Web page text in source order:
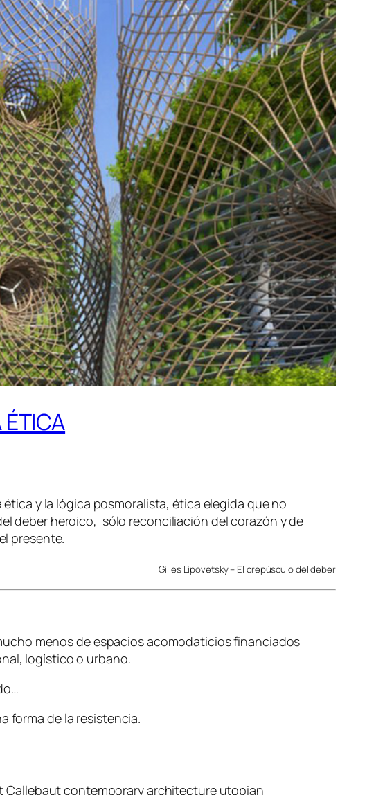
y la lógica posmoralista, ética elegida que no
deber heroico, sólo reconciliación del corazón y de
presente.
Gilles Lipovetsky – El crepúsculo del deber
menos de espacios acomodaticios financiados
logístico o urbano.
forma de la resistencia.